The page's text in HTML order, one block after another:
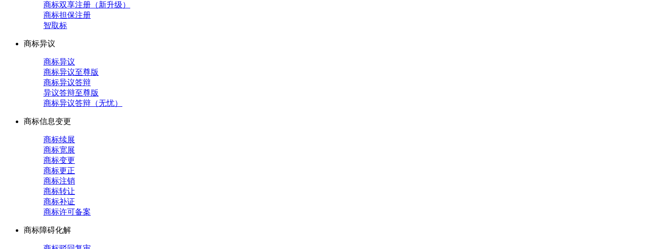
商标双享注册（新升级）
商标担保注册
智取标
商标异议
商标异议
商标异议至尊版
商标异议答辩
异议答辩至尊版
商标异议答辩（无忧）
商标信息变更
商标续展
商标宽展
商标变更
商标更正
商标注销
商标转让
商标补证
商标许可备案
商标障碍化解